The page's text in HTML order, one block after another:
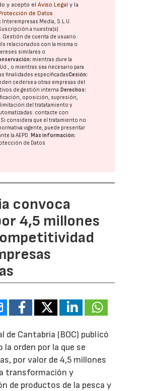
y acepto elAviso Legal y la
de Datos
Interempresas Media, S.L.U.
a nuestra(s)
Gestión de cuenta de usuario.
relacionados con la misma o
similares o
mientras dure la
o mientras sea necesario para
finalidades especificadasCesión:
cederse a otras empresas del
de gestión interna.Derechos:
oposición, supresión,
del tratatamiento y
contacte con
Si considera que el tratamiento no
vigente, puede presentar
laAEPD.Más información:
de Datos
convoca
4,5 millones
de Cantabria (BOC) publicó
la orden por la que se
por valor de 4,5 millones
transformación y
de productos de la pesca y